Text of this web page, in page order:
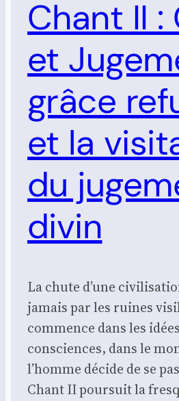
Chant II :
et
grâce
et la
du
divin
La chute d’une
jamais par les ruines
commence dans les
consciences, dans le
l’homme décide de se
Chant II poursuit la